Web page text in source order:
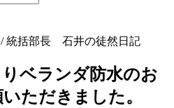
/ 統括部長 石井の徒然日記
ベランダ防水のお
ただきました。